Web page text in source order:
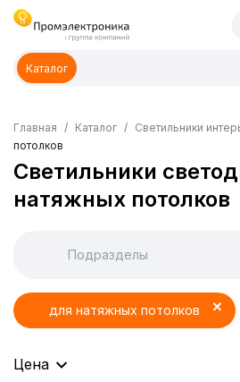
Каталог
Главная Каталог Светильники
потолков
Светильники
натяжных потолков
Подразделы
для натяжных потолков
Цена